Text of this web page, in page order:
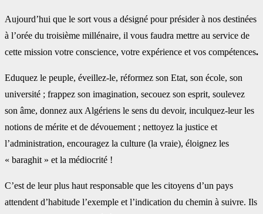
Aujourd’hui que le sort vous a désigné pour présider à nos destinées
à l’orée du troisième millénaire, il vous faudra mettre au service de
cette mission votre conscience, votre expérience et vos compétences.
Eduquez le peuple, éveillez-le, réformez son Etat, son école, son
université ; frappez son imagination, secouez son esprit, soulevez
son âme, donnez aux Algériens le sens du devoir, inculquez-leur les
notions de mérite et de dévouement ; nettoyez la justice et
l’administration, encouragez la culture (la vraie), éloignez les
« baraghit » et la médiocrité !
C’est de leur plus haut responsable que les citoyens d’un pays
attendent d’habitude l’exemple et l’indication du chemin à suivre. Ils